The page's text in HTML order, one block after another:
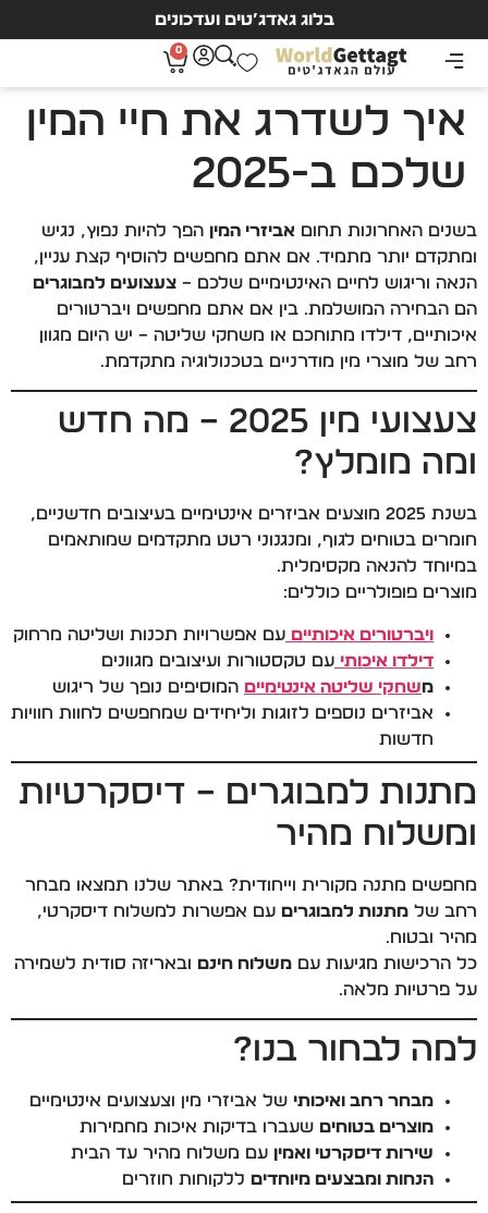
בלוג גאדג’טים ועדכונים
0
איך לשדרג את חיי המין
שלכם ב-2025
בשנים האחרונות תחום אביזרי המין הפך להיות נפוץ, נגיש
ומתקדם יותר מתמיד. אם אתם מחפשים להוסיף קצת עניין,
הנאה וריגוש לחיים האינטימיים שלכם – צעצועים למבוגרים
הם הבחירה המושלמת. בין אם אתם מחפשים ויברטורים
איכותיים, דילדו מתוחכם או משחקי שליטה – יש היום מגוון
רחב של מוצרי מין מודרניים בטכנולוגיה מתקדמת.
צעצועי מין 2025 – מה חדש
ומה מומלץ?
בשנת 2025 מוצעים אביזרים אינטימיים בעיצובים חדשניים,
חומרים בטוחים לגוף, ומנגנוני רטט מתקדמים שמותאמים
במיוחד להנאה מקסימלית.
מוצרים פופולריים כוללים:
ויברטורים איכותיים עם אפשרויות תכנות ושליטה מרחוק
דילדו איכותי עם טקסטורות ועיצובים מגוונים
משחקי שליטה אינטימיים המוסיפים נופך של ריגוש
אביזרים נוספים לזוגות וליחידים שמחפשים לחוות חוויות
חדשות
מתנות למבוגרים – דיסקרטיות
ומשלוח מהיר
מחפשים מתנה מקורית וייחודית? באתר שלנו תמצאו מבחר
רחב של מתנות למבוגרים עם אפשרות למשלוח דיסקרטי,
מהיר ובטוח.
כל הרכישות מגיעות עם משלוח חינם ובאריזה סודית לשמירה
על פרטיות מלאה.
למה לבחור בנו?
מבחר רחב ואיכותי של אביזרי מין וצעצועים אינטימיים
מוצרים בטוחים שעברו בדיקות איכות מחמירות
שירות דיסקרטי ואמין עם משלוח מהיר עד הבית
הנחות ומבצעים מיוחדים ללקוחות חוזרים